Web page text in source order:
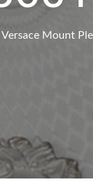
Versace Mount